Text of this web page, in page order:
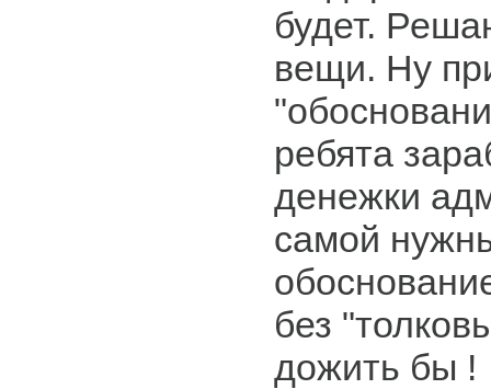
будет.
вещи. Ну
ребята
денежки
самой
без
дожить бы !